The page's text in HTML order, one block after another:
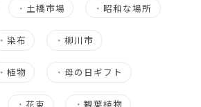
・ 土橋市場 ・昭和な場所
・ 染布 ・柳川市
・植物 ・母の日ギフト
・花束 ・ 観葉植物